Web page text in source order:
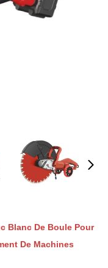
Blanc De Boule Pour
De Machines